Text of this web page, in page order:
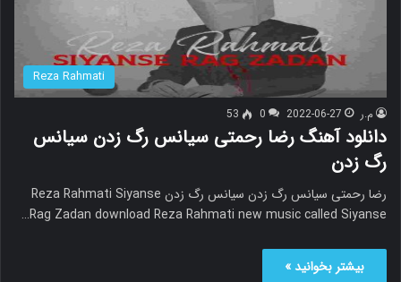
Reza Rahmati
م.ر 2022-06-27
0
53
دانلود آهنگ رضا رحمتی سیانس رگ زدن سیانس
رگ زدن
رضا رحمتی سیانس رگ زدن سیانس رگ زدن Reza Rahmati Siyanse
Rag Zadan download Reza Rahmati new music called Siyanse…
بیشتر بخوانید »